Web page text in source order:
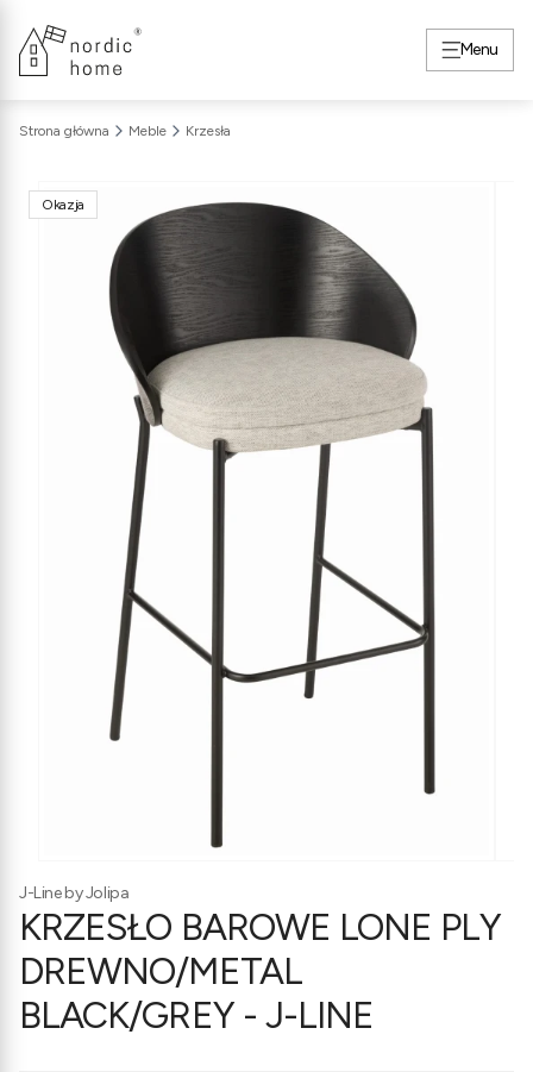
Menu
Strona główna Meble Krzesła
Okazja
J-Line by Jolipa
KRZESŁO BAROWE LONE PLY
DREWNO/METAL
BLACK/GREY - J-LINE